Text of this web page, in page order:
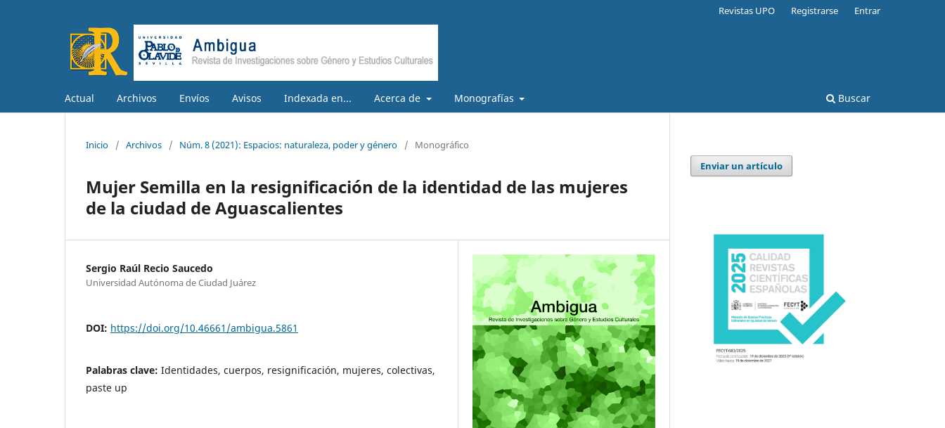
Actual Archivos Envíos Avisos Indexada en... Acerca de Monografías Buscar
Revistas UPO Registrarse Entrar
Inicio / Archivos / Núm. 8 (2021): Espacios: naturaleza, poder y género / Monográfico
Mujer Semilla en la resignificación de la identidad de las mujeres
de la ciudad de Aguascalientes
Sergio Raúl Recio Saucedo
Universidad Autónoma de Ciudad Juárez
DOI: https://doi.org/10.46661/ambigua.5861
Palabras clave: Identidades, cuerpos, resignificación, mujeres, colectivas,
paste up
Enviar un artículo